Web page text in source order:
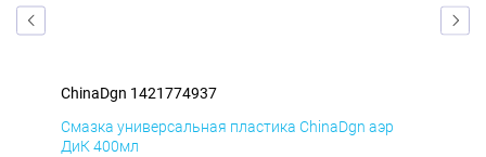
ChinaDgn 1421774937
Смазка универсальная пластика ChinaDgn аэр
ДиК 400мл